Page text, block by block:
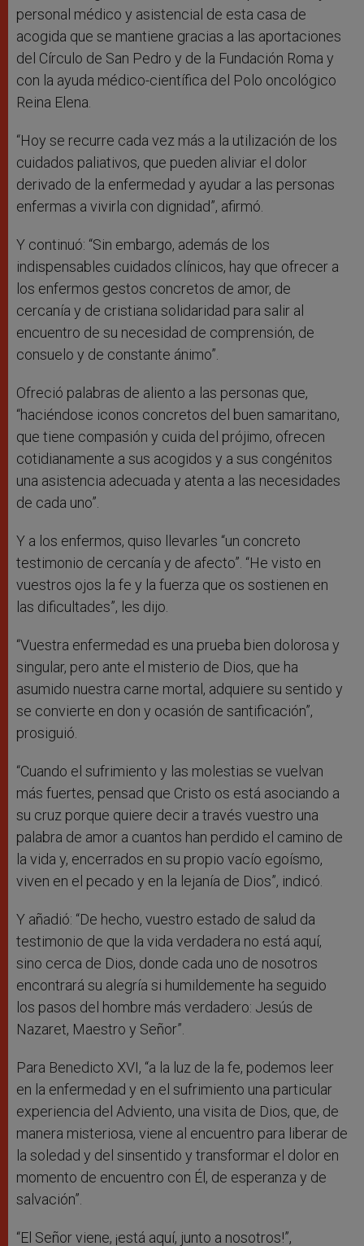
personal médico y asistencial de esta casa de
acogida que se mantiene gracias a las aportaciones
del Círculo de San Pedro y de la Fundación Roma y
con la ayuda médico-científica del Polo oncológico
Reina Elena.
“Hoy se recurre cada vez más a la utilización de los
cuidados paliativos, que pueden aliviar el dolor
derivado de la enfermedad y ayudar a las personas
enfermas a vivirla con dignidad”, afirmó.
Y continuó: “Sin embargo, además de los
indispensables cuidados clínicos, hay que ofrecer a
los enfermos gestos concretos de amor, de
cercanía y de cristiana solidaridad para salir al
encuentro de su necesidad de comprensión, de
consuelo y de constante ánimo”.
Ofreció palabras de aliento a las personas que,
“haciéndose iconos concretos del buen samaritano,
que tiene compasión y cuida del prójimo, ofrecen
cotidianamente a sus acogidos y a sus congénitos
una asistencia adecuada y atenta a las necesidades
de cada uno”.
Y a los enfermos, quiso llevarles “un concreto
testimonio de cercanía y de afecto”. “He visto en
vuestros ojos la fe y la fuerza que os sostienen en
las dificultades”, les dijo.
“Vuestra enfermedad es una prueba bien dolorosa y
singular, pero ante el misterio de Dios, que ha
asumido nuestra carne mortal, adquiere su sentido y
se convierte en don y ocasión de santificación”,
prosiguió.
“Cuando el sufrimiento y las molestias se vuelvan
más fuertes, pensad que Cristo os está asociando a
su cruz porque quiere decir a través vuestro una
palabra de amor a cuantos han perdido el camino de
la vida y, encerrados en su propio vacío egoísmo,
viven en el pecado y en la lejanía de Dios”, indicó.
Y añadió: “De hecho, vuestro estado de salud da
testimonio de que la vida verdadera no está aquí,
sino cerca de Dios, donde cada uno de nosotros
encontrará su alegría si humildemente ha seguido
los pasos del hombre más verdadero: Jesús de
Nazaret, Maestro y Señor”.
Para Benedicto XVI, “a la luz de la fe, podemos leer
en la enfermedad y en el sufrimiento una particular
experiencia del Adviento, una visita de Dios, que, de
manera misteriosa, viene al encuentro para liberar de
la soledad y del sinsentido y transformar el dolor en
momento de encuentro con Él, de esperanza y de
salvación”.
“El Señor viene, ¡está aquí, junto a nosotros!”,